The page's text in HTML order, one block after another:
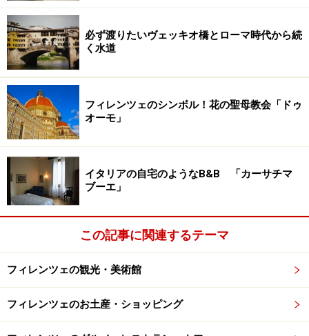
行き方：インディペンデント広場Piazza indipendenteか
らテルメ通りVia delle Termeに入る。 ※行った方がいら
っしゃったら、報告おまちしてま～す。
【シエナまでのアクセス】
シエナまでのアクセスは、何はともあれバスが便利。
●ローマ－シエナ間
約3時間
地下鉄Ｂ線ティブルティーナ駅から、毎日９～10便が発
着。片道16．50ユーロ。 予約の必要はなく、出発前に乗
り場でチケットを購入する。 シエナまで、トスカーナの
田園風景の中を走るので車窓も楽しい。 問合せ：800－
●シエナーフィレンツェ間 約1時間
国鉄サンタ・マリア・ノヴェッラ駅の前から、毎日40便
刻表あり。
【関連サイト】
必ず渡りたいヴェッキオ橋とローマ時代から続
く水道
フィレンツェのシンボル！花の聖母教会「ドゥ
オーモ」
イタリアの自宅のようなB&B 「カーサチマ
ブーエ」
この記事に関連するテーマ
フィレンツェの観光・美術館
フィレンツェのお土産・ショッピング